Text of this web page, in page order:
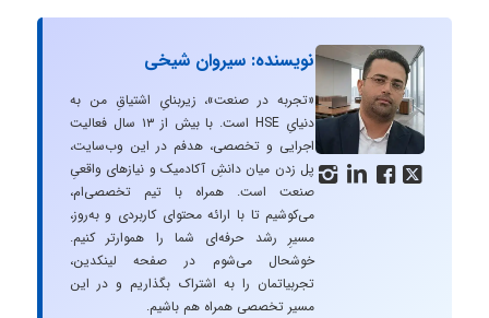
   
نویسنده: سیروان شیخی
«تجربه در صنعت»، زیربنایِ اشتیاقِ من به
دنیایِ HSE است. با بیش از ۱۳ سال فعالیت
اجرایی و تخصصی، هدفم در این وب‌سایت،
پل زدن میان دانشِ آکادمیک و نیازهای واقعیِ
صنعت است. همراه با تیم تخصصی‌ام،
می‌کوشیم تا با ارائه محتوای کاربردی و به‌روز،
مسیرِ رشد حرفه‌ای شما را هموارتر کنیم.
خوشحال می‌شوم در صفحه لینکدین،
تجربیاتمان را به اشتراک بگذاریم و در این
مسیر تخصصی همراه هم باشیم.